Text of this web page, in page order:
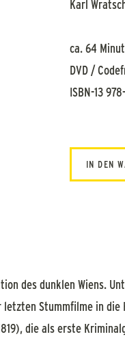
Karl
ca. 64
DVD /
ISBN-13
IN DEN
des dunklen Wiens.
letzten Stummfilme in
die als erste